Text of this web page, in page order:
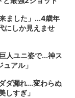
ました」...4歳年
しか見えませ
人ユニ姿で...神ス
アル」
ダ漏れ...変わらぬ
すぎ」